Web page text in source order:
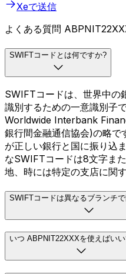
Xeで送信
よくある質問
SWIFTコードとは何ですか?
SWIFTコードは、世界中の
識別するための一意識別子
Worldwide Interbank
銀行間金融通信協会)の略で
が正しい銀行と国に振り込
なSWIFTコードは8文字ま
地、時には特定の支店に関
SWIFTコードは異なるブランチ
いつ ABPNIT22XXXを使えばい